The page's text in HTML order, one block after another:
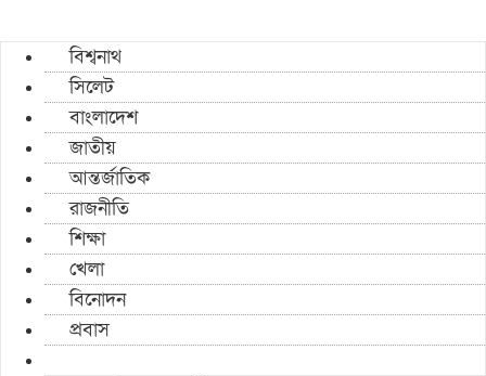
বিশ্বনাথ
সিলেট
বাংলাদেশ
জাতীয়
আন্তর্জাতিক
রাজনীতি
শিক্ষা
খেলা
বিনোদন
প্রবাস